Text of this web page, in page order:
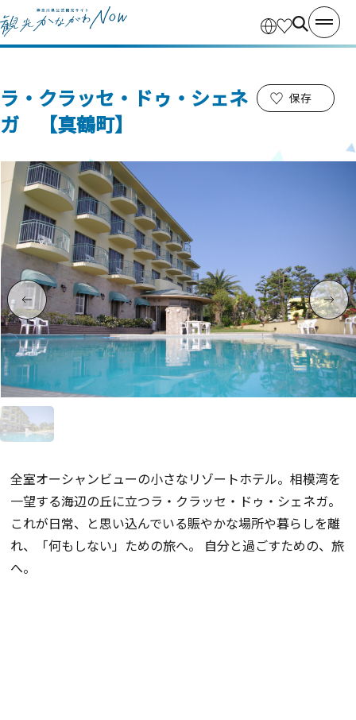
ラ・クラッセ・ドゥ・シェネ
ガ 【真鶴町】
保存
全室オーシャンビューの小さなリゾートホテル。相模湾を
一望する海辺の丘に立つラ・クラッセ・ドゥ・シェネガ。
これが日常、と思い込んでいる賑やかな場所や暮らしを離
れ、「何もしない」ための旅へ。 自分と過ごすための、旅
へ。